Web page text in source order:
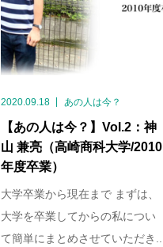
2020.09.18 あの人は今？
【あの人は今？】Vol.2：神
山 兼亮（高崎商科大学/2010
年度卒業）
大学卒業から現在まで まずは、
大学を卒業してからの私につい
て簡単にまとめさせていただき...